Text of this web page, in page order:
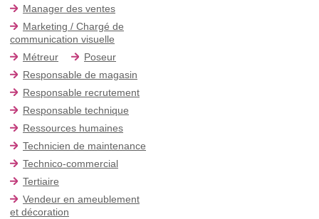
Manager des ventes
Marketing / Chargé de
communication visuelle
Métreur
Poseur
Responsable de magasin
Responsable recrutement
Responsable technique
Ressources humaines
Technicien de maintenance
Technico-commercial
Tertiaire
Vendeur en ameublement
et décoration